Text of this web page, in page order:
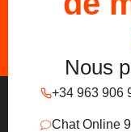
Nous
+34 963 906
Chat Online